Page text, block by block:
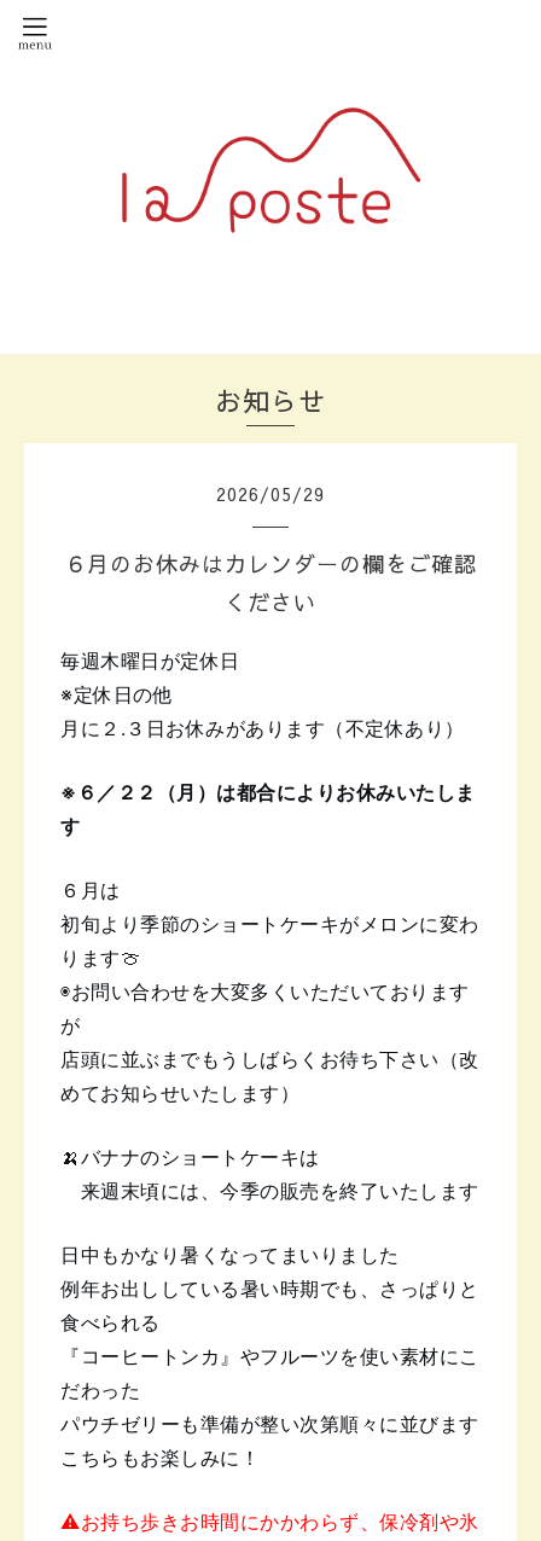
お知らせ
2026/05/29
６月のお休みはカレンダーの欄をご確認
ください
毎週木曜日が定休日
※定休日の他
月に２.３日お休みがあります（不定休あり）
※６／２２（月）は都合によりお休みいたしま
す
６月は
初旬より季節のショートケーキがメロンに変わ
ります🍈
◉お問い合わせを大変多くいただいております
が
店頭に並ぶまでもうしばらくお待ち下さい（改
めてお知らせいたします）
🍌バナナのショートケーキは
来週末頃には、今季の販売を終了いたします
日中もかなり暑くなってまいりました
例年お出ししている暑い時期でも、さっぱりと
食べられる
『コーヒートンカ』やフルーツを使い素材にこ
だわった
パウチゼリーも準備が整い次第順々に並びます
こちらもお楽しみに！
⚠️お持ち歩きお時間にかかわらず、 保冷剤や氷